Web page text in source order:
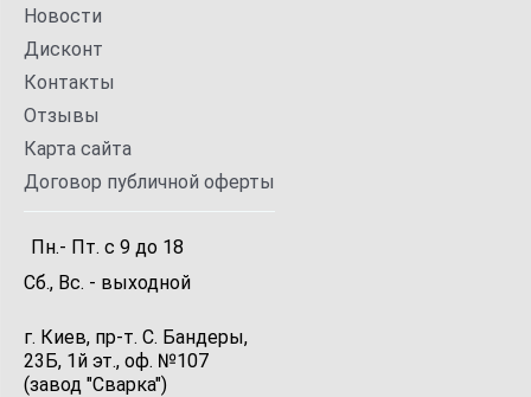
Новости
Дисконт
Контакты
Отзывы
Карта сайта
Договор публичной оферты
Пн.- Пт. с 9 до 18
Сб., Вс. - выходной
г. Киев, пр-т. С. Бандеры,
23Б, 1й эт., оф. №107
(завод "Сварка")